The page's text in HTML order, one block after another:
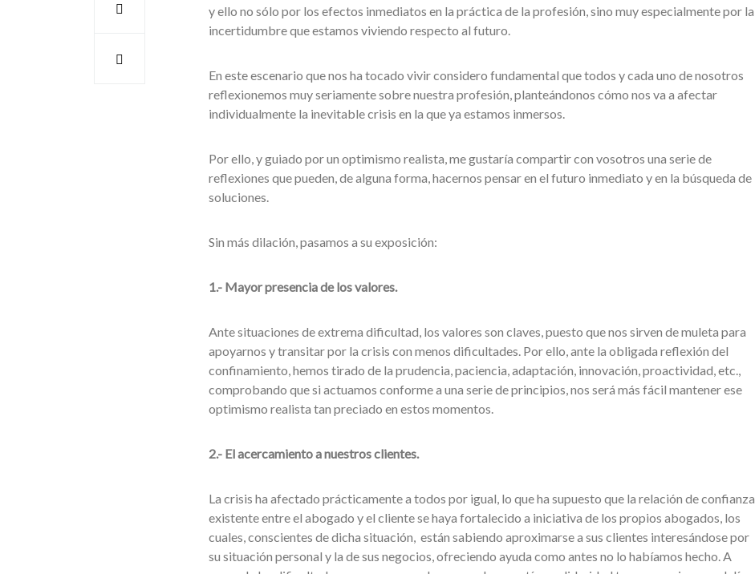
y ello no sólo por los efectos inmediatos en la práctica de la profesión, sino muy especialmente por la
incertidumbre que estamos viviendo respecto al futuro.
En este escenario que nos ha tocado vivir considero fundamental que todos y cada uno de nosotros
reflexionemos muy seriamente sobre nuestra profesión, planteándonos cómo nos va a afectar
individualmente la inevitable crisis en la que ya estamos inmersos.
Por ello, y guiado por un optimismo realista, me gustaría compartir con vosotros una serie de
reflexiones que pueden, de alguna forma, hacernos pensar en el futuro inmediato y en la búsqueda de
soluciones.
Sin más dilación, pasamos a su exposición:
1.- Mayor presencia de los valores.
Ante situaciones de extrema dificultad, los valores son claves, puesto que nos sirven de muleta para
apoyarnos y transitar por la crisis con menos dificultades. Por ello, ante la obligada reflexión del
confinamiento, hemos tirado de la prudencia, paciencia, adaptación, innovación, proactividad, etc.,
comprobando que si actuamos conforme a una serie de principios, nos será más fácil mantener ese
optimismo realista tan preciado en estos momentos.
2.- El acercamiento a nuestros clientes.
La crisis ha afectado prácticamente a todos por igual, lo que ha supuesto que la relación de confianza
existente entre el abogado y el cliente se haya fortalecido a iniciativa de los propios abogados, los
cuales, conscientes de dicha situación, están sabiendo aproximarse a sus clientes interesándose por
su situación personal y la de sus negocios, ofreciendo ayuda como antes no lo habíamos hecho. A